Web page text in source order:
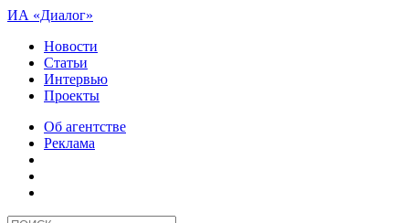
ИА «Диалог»
Новости
Статьи
Интервью
Проекты
Об агентстве
Реклама